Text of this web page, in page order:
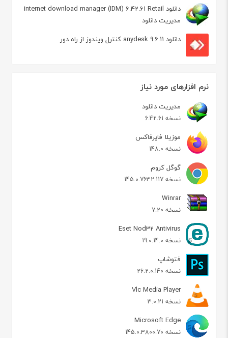
دانلود internet download manager (IDM) 6.42.61 Retail
مدیریت دانلود
دانلود anydesk 9.6.11 کنترل ویندوز از راه دور
نرم افزارهای مورد نیاز
مدیریت دانلود
نسخه 6.42.61
موزیلا فایرفاکس
نسخه 148.0
گوگل کروم
نسخه 145.0.7632.117
Winrar
نسخه 7.20
Eset Nod32 Antivirus
نسخه 19.0.14.0
فتوشاپ
نسخه 26.2.0.140
Vlc Media Player
نسخه 3.0.21
Microsoft Edge
نسخه 145.0.3800.70